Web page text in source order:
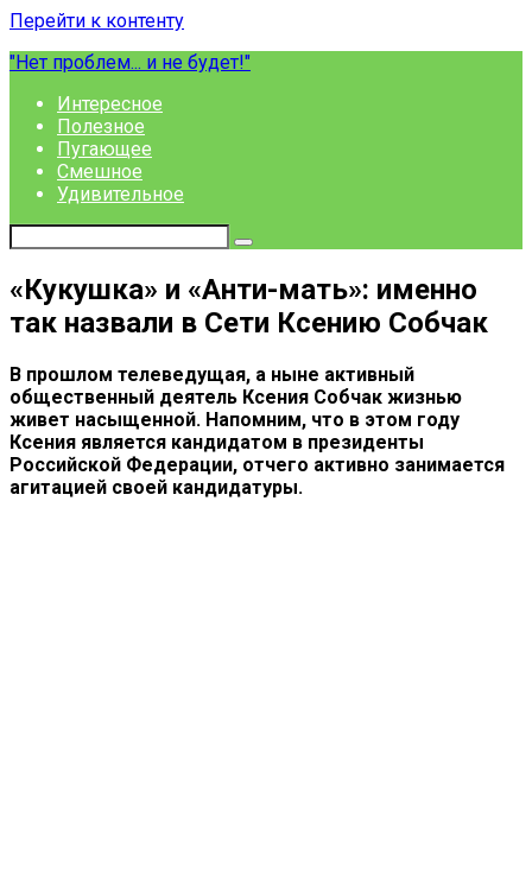
Перейти к контенту
"Нет проблем... и не будет!"
Интересное
Полезное
Пугающее
Смешное
Удивительное
«Кукушка» и «Анти-мать»: именно
так назвали в Сети Ксению Собчак
В прошлом телеведущая, а ныне активный
общественный деятель Ксения Собчак жизнью
живет насыщенной. Напомним, что в этом году
Ксения является кандидатом в президенты
Российской Федерации, отчего активно занимается
агитацией своей кандидатуры.